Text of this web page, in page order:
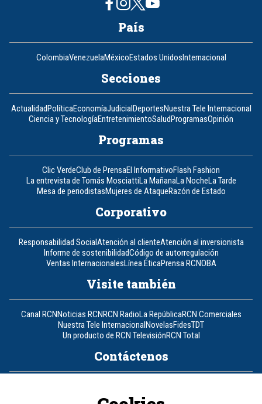
País
ColombiaVenezuelaMéxicoEstados UnidosInternacional
Secciones
ActualidadPolíticaEconomíaJudicialDeportesNuestra Tele Internacional
Ciencia y TecnologíaEntretenimientoSaludProgramasOpinión
Programas
Clic VerdeClub de PrensaEl InformativoFlash Fashion
La entrevista de Tomás MosciattiLa MañanaLa NocheLa Tarde
Mesa de periodistasMujeres de AtaqueRazón de Estado
Corporativo
Responsabilidad SocialAtención al clienteAtención al inversionista
Informe de sostenibilidadCódigo de autorregulación
Ventas InternacionalesLínea ÉticaPrensa RCNOBA
Visite también
Canal RCNNoticias RCNRCN RadioLa RepúblicaRCN Comerciales
Nuestra Tele InternacionalNovelasFidesTDT
Un producto de RCN TelevisiónRCN Total
Contáctenos